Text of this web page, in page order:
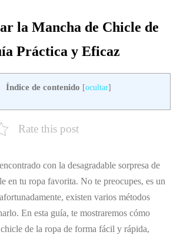
la Mancha de Chicle de
Práctica y Eficaz
Índice de contenido [ocultar]
Rate this post
con la desagradable sorpresa de
en tu ropa favorita. No te preocupes, es un
existen varios métodos
En esta guía, te mostraremos cómo
de la ropa de forma fácil y rápida,